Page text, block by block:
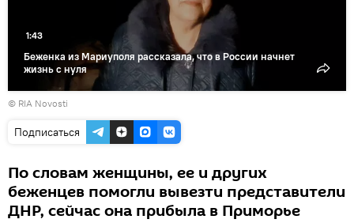
Беженка из Мариуполя рассказала, что в России начнет
жизнь с нуля
1:43
© RIA Novosti
Подписаться
По словам женщины, ее и других
беженцев помогли вывезти представители
ДНР, сейчас она прибыла в Приморье